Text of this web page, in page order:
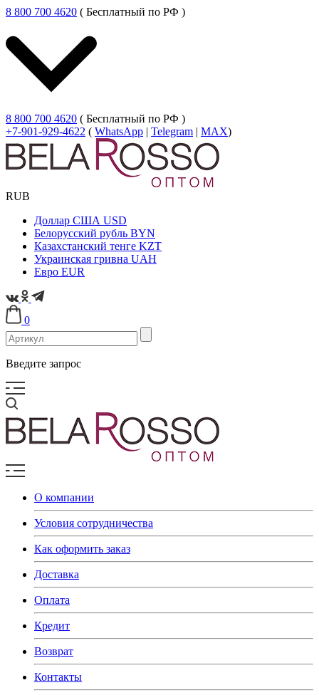
8 800 700 4620 ( Бесплатный по РФ )
8 800 700 4620 ( Бесплатный по РФ )
+7-901-929-4622 ( WhatsApp | Telegram | MAX)
RUB
Доллар США USD
Белорусский рубль BYN
Казахстанский тенге KZT
Украинская гривна UAH
Евро EUR
0
Введите запрос
О компании
Условия сотрудничества
Как оформить заказ
Доставка
Оплата
Кредит
Возврат
Контакты